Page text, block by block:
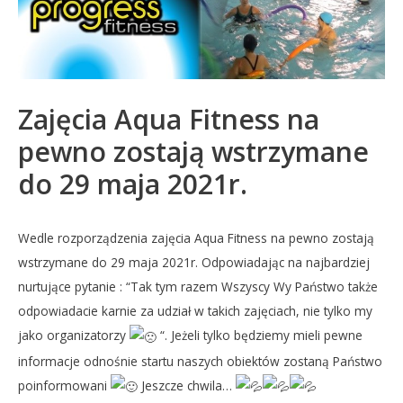
Zajęcia Aqua Fitness na
pewno zostają wstrzymane
do 29 maja 2021r.
Wedle rozporządzenia zajęcia Aqua Fitness na pewno zostają
wstrzymane do 29 maja 2021r. Odpowiadając na najbardziej
nurtujące pytanie : “Tak tym razem Wszyscy Wy Państwo także
odpowiadacie karnie za udział w takich zajęciach, nie tylko my
jako organizatorzy
“. Jeżeli tylko będziemy mieli pewne
informacje odnośnie startu naszych obiektów zostaną Państwo
poinformowani
Jeszcze chwila…